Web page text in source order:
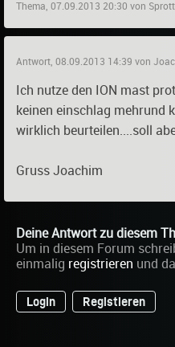
Thema, 07.09.2013 20:30 von
Antwort, 08.09.2013 14:39 von
Ich nutze den ION mast
keinen einschlag mehrund
wirklich beurteilen....soll
Gruss Joachim
Deine Antwort zu diesem
Um in diesem Forum
einmalig registrieren und
Login Registieren